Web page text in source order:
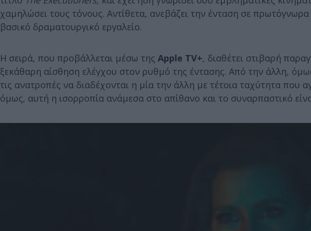
χαμηλώσει τους τόνους. Αντίθετα, ανεβάζει την ένταση σε
βασικό δραματουργικό εργαλείο.
Η σειρά, που προβάλλεται μέσω της Apple TV+, διαθέτει στιβαρή
ξεκάθαρη αίσθηση ελέγχου στον ρυθμό της έντασης. Από την άλλη,
τις ανατροπές να διαδέχονται η μία την άλλη με τέτοια ταχύτητα που
όμως, αυτή η ισορροπία ανάμεσα στο απίθανο και το συναρπαστικό